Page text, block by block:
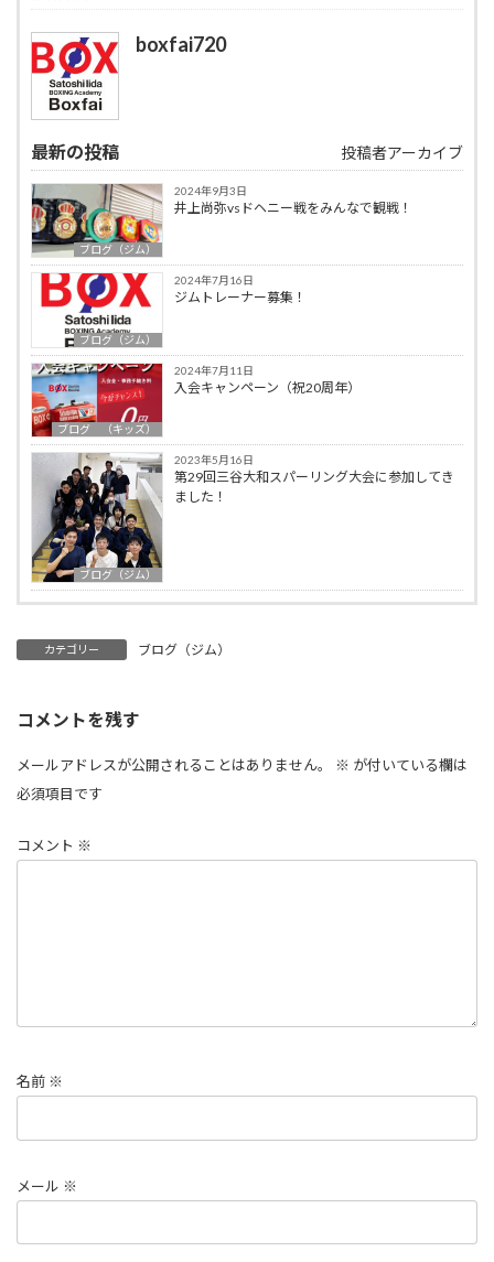
boxfai720
最新の投稿 投稿者アーカイブ
ブログ（ジム）
2024年9月3日
井上尚弥vsドヘニー戦をみんなで観戦！
ブログ（ジム）
2024年7月16日
ジムトレーナー募集！
ブログ （キッズ）
2024年7月11日
入会キャンペーン（祝20周年）
ブログ（ジム）
2023年5月16日
第29回三谷大和スパーリング大会に参加してき
ました！
カテゴリー ブログ（ジム）
コメントを残す
メールアドレスが公開されることはありません。 ※ が付いている欄は
必須項目です
コメント ※
名前 ※
メール ※